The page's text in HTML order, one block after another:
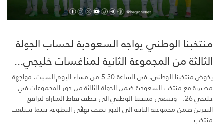
منتخبنا الوطني يواجه السعودية لحساب الجولة
الثالثة من المجموعة الثانية لمنافسات خليجي...
يخوض منتخبنا الوطني، في الساعة 5:30 من مساء اليوم السبت، مواجهة
مصيرية مع منتخب السعودية ضمن الجولة الثالثة من دور المجموعات في
خليجي 26. ويسعى منتخبنا الوطني الى خطف نقاط المباراة ليرافق
البحرين ضمن مجموعته الثانية الى الدور نصف نهائي البطولة، بينما سيلعب
منتخب...